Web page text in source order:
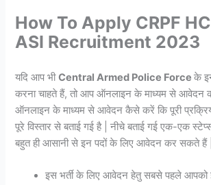
How To Apply CRPF
ASI Recruitment 2023
यदि आप भीCentral Armed Police Forceके
करना चाहते हैं, तो आप ऑनलाइन के माध्यम से आवेदन
ऑनलाइन के माध्यम से आवेदन कैसे करें कि पूरी
पूरे विस्तार से बताई गई है | नीचे बताई गई एक-एक
बहुत ही आसानी से इन पदों के लिए आवेदन कर सकते हैं |
इस भर्ती के लिए आवेदन हेतु सबसे पहले